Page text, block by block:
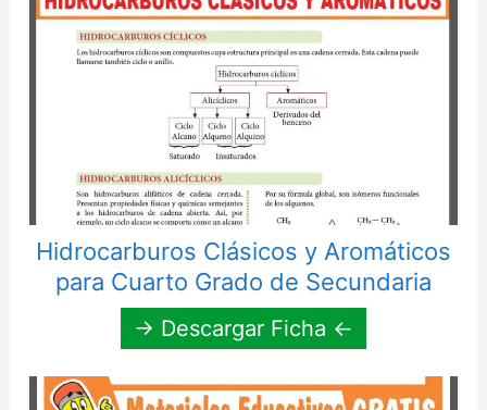
Hidrocarburos Clásicos y Aromáticos
para Cuarto Grado de Secundaria
→ Descargar Ficha ←